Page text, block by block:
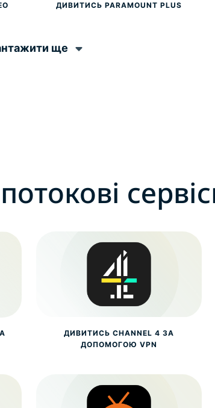
ДИВИТИСЬ PARAMOUNT PLUS
ще
ДИВИТИСЬ CHANNEL 4 ЗА
ДОПОМОГОЮ VPN